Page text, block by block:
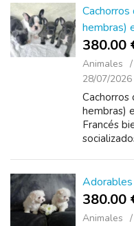
hembras)
380.00
Animales
28/07/2026
Cachorros
hembras)
Francés
380.00
Animales